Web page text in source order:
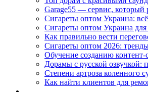
Garage55 — сервис, который
Сигареты оптом Украина:
Сигареты оптом Украина
Как правильно вести
Сигареты оптом 2026:
Обучение созданию контент-
Дорамы с русской озвучкой:
Степени артроза коленного
Как найти клиентов для